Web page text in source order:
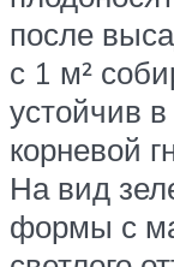
после
с 1 м²
устойчив
корневой
На вид
формы с